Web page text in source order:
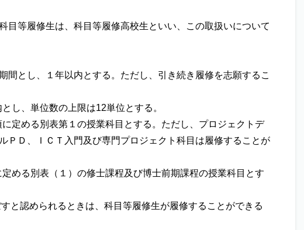
等履修生は、科目等履修高校生といい、この取扱いについて
とし、１年以内とする。ただし、引き続き履修を志願するこ
し、単位数の上限は12単位とする。
定める別表第１の授業科目とする。ただし、プロジェクトデ
ＰＤ、ＩＣＴ入門及び専門プロジェクト科目は履修することが
める別表（１）の修士課程及び博士前期課程の授業科目とす
と認められるときは、科目等履修生が履修することができる